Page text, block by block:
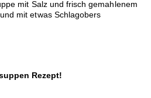
mit Salz und frisch gemahlenem
mit etwas Schlagobers
Rezept!